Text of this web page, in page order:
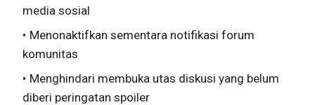
media sosial
Menonaktifkan sementara notifikasi forum
komunitas
Menghindari membuka utas diskusi yang belum
diberi peringatan spoiler